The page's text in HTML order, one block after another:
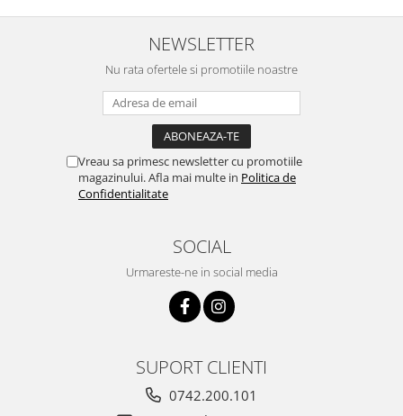
NEWSLETTER
Nu rata ofertele si promotiile noastre
Vreau sa primesc newsletter cu promotiile
magazinului. Afla mai multe in Politica de
Confidentialitate
SOCIAL
Urmareste-ne in social media
SUPORT CLIENTI
0742.200.101